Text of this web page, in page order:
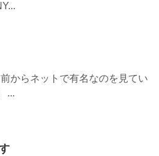
からネットで有名なのを見てい
...